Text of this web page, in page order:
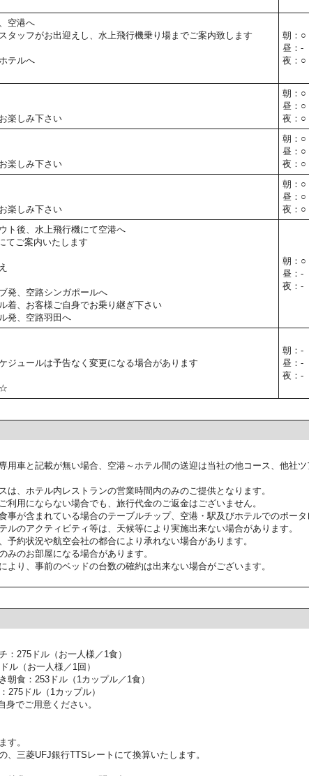
空港へ
タッフがお出迎えし、水上飛行機乗り場までご案内致します
テルへ
朝：○
昼：-
夜：○
楽しみ下さい
朝：○
昼：○
夜：○
楽しみ下さい
朝：○
昼：○
夜：○
楽しみ下さい
朝：○
昼：○
夜：○
ト後、水上飛行機にて空港へ
てご案内いたします
発、空路シンガポールへ
着、お客様ご自身でお乗り継ぎ下さい
発、空路羽田へ
朝：○
昼：-
夜：-
ジュールは予告なく変更になる場合があります
朝：-
昼：-
夜：-
用車と記載が無い場合、空港～ホテル間の送迎は当社の他コース、他社
は、ホテル内レストランの営業時間内のみのご提供となります。
利用にならない場合でも、旅行代金のご返金はございません。
事が含まれている場合のテーブルチップ、空港・駅及びホテルでのポータ
ルのアクティビティ等は、天候等により実施出来ない場合があります。
予約状況や航空会社の都合により承れない場合があります。
みのお部屋になる場合があります。
より、事前のベッドの台数の確約は出来ない場合がございます。
：275ドル（お一人様／1食）
ル（お一人様／1回）
朝食：253ドル（1カップル／1食）
275ドル（1カップル）
でご用意ください。
す。
、三菱UFJ銀行TTSレートにて換算いたします。